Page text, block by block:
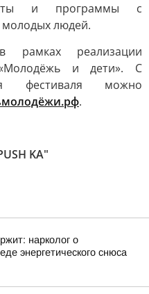
и программы с
людей.
рамках реализации
и дети». С
фестиваля можно
.
KA"
нарколог о
энергетического снюса